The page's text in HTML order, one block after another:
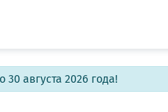
августа 2026 года!